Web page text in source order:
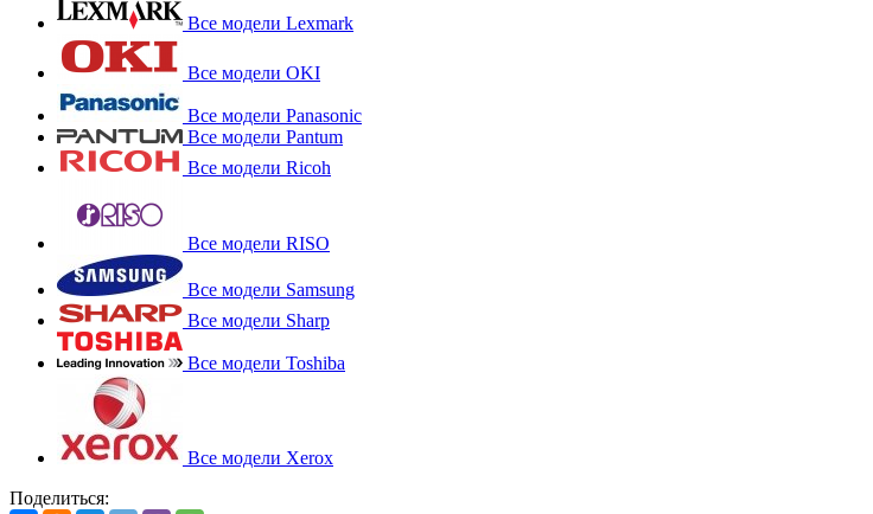
Все модели Lexmark
Все модели OKI
Все модели Panasonic
Все модели Pantum
Все модели Ricoh
Все модели RISO
Все модели Samsung
Все модели Sharp
Все модели Toshiba
Все модели Xerox
Поделиться: